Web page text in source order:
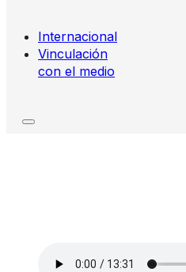
Internacional
Vinculación
con el medio